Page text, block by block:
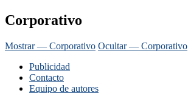
Corporativo
Mostrar — Corporativo Ocultar — Corporativo
Publicidad
Contacto
Equipo de autores